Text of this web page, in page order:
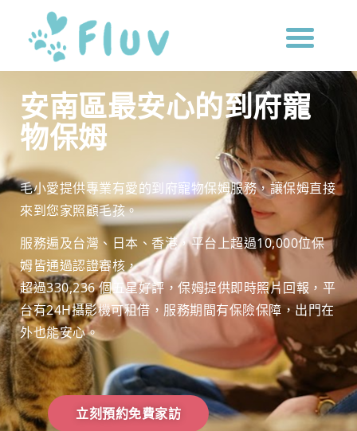
安南區最安心的到府寵
物保姆
毛小愛提供專業有愛的到府寵物保姆服務，讓保姆直接
來到您家照顧毛孩。
服務遍及台灣、日本、香港，平台上超過10,000位保
姆皆通過認證審核，
超過330,236 個五星好評，保姆提供即時照片回報， 平
台有24H攝影機可租借，服務期間有保險保障， 出門在
外也能安心。
立刻預約免費家訪